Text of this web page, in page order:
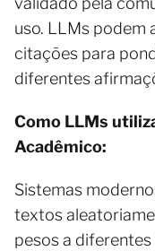
uso. LLMs podem
citações para
diferentes
Como LLMs
Acadêmico:
Sistemas
textos
pesos a